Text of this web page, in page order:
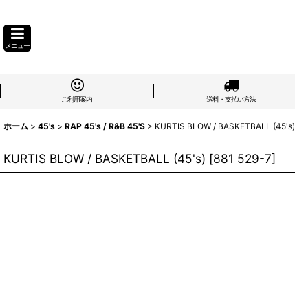
メニュー
ご利用案内 送料・支払い方法
ホーム > 45's > RAP 45's / R&B 45'S > KURTIS BLOW / BASKETBALL (45's)
KURTIS BLOW / BASKETBALL (45's) [881 529-7]